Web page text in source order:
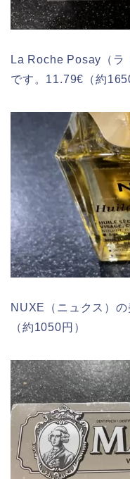
La Roche Posay（ラ
です。11.79€（約
NUXE（ニュクス）
（約1050円）